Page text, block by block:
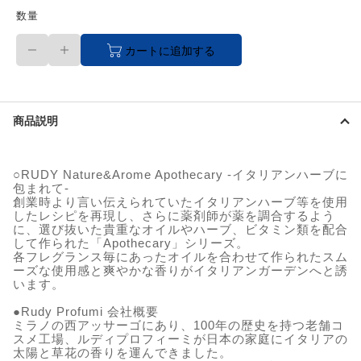
数量
ル
ィ
チ
ュ
＆
ア
ロ
マ
ア
ポ
セ
カ
リ
ボ
デ
ィ
カートに追加する
商品説明
○RUDY Nature&Arome Apothecary -イタリアンハーブに
包まれて-
創業時より言い伝えられていたイタリアンハーブ等を使用
したレシピを再現し、さらに薬剤師が薬を調合するよう
に、選び抜いた貴重なオイルやハーブ、ビタミン類を配合
して作られた「Apothecary」シリーズ。
各フレグランス毎にあったオイルを合わせて作られたスム
ーズな使用感と爽やかな香りがイタリアンガーデンへと誘
います。
●Rudy Profumi 会社概要
ミラノの西アッサーゴにあり、100年の歴史を持つ老舗コ
スメ工場、ルディプロフィーミが日本の家庭にイタリアの
太陽と草花の香りを運んできました。